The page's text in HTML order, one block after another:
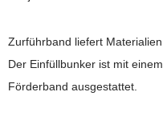
Zurführband liefert
Der Einfüllbunker ist mit
Förderband ausgestattet.